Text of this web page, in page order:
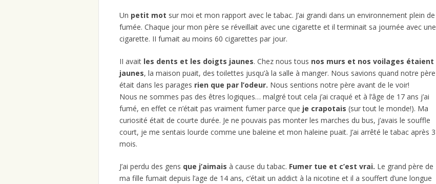
Un petit mot sur moi et mon rapport avec le tabac. J’ai grandi dans un environnement plein de
fumée. Chaque jour mon père se réveillait avec une cigarette et il terminait sa journée avec une
cigarette. II fumait au moins 60 cigarettes par jour.
II avait les dents et les doigts jaunes. Chez nous tous nos murs et nos voilages étaient
jaunes, la maison puait, des toilettes jusqu’à la salle à manger. Nous savions quand notre père
était dans les parages rien que par l’odeur. Nous sentions notre père avant de le voir!
Nous ne sommes pas des êtres logiques… malgré tout cela j’ai craqué et à l’âge de 17 ans j’ai
fumé, en effet ce n’était pas vraiment fumer parce que je crapotais (sur tout le monde!). Ma
curiosité était de courte durée. Je ne pouvais pas monter les marches du bus, j’avais le souffle
court, je me sentais lourde comme une baleine et mon haleine puait. J’ai arrêté le tabac après 3
mois.
J’ai perdu des gens que j’aimais à cause du tabac. Fumer tue et c’est vrai. Le grand père de
ma fille fumait depuis l’age de 14 ans, c’était un addict à la nicotine et il a souffert d’une longue